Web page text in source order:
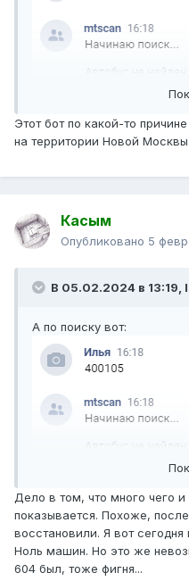
Этот бот по какой-то
на территории Новой Москвы
Касым
Опубликовано 5
В 05.02.2024 в 13:19,
А по поиску вот:
Дело в том, что много чего
показывается. Похоже,
восстановили. Я вот
Ноль машин. Но это же
604 был, тоже фигня...